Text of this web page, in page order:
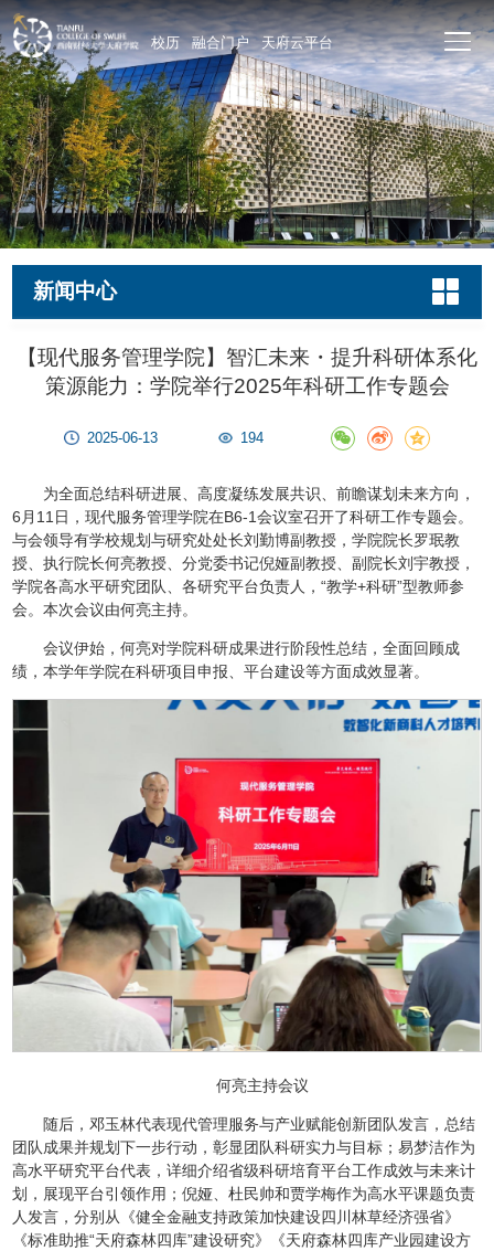
校历 融合门户 天府云平台
新闻中心
【现代服务管理学院】智汇未来・提升科研体系化
策源能力：学院举行2025年科研工作专题会
2025-06-13 194
为全面总结科研进展、高度凝练发展共识、前瞻谋划未来方向，
6月11日，现代服务管理学院在B6-1会议室召开了科研工作专题会。
与会领导有学校规划与研究处处长刘勤博副教授，学院院长罗珉教
授、执行院长何亮教授、分党委书记倪娅副教授、副院长刘宇教授，
学院各高水平研究团队、各研究平台负责人，“教学+科研”型教师参
会。本次会议由何亮主持。
会议伊始，何亮对学院科研成果进行阶段性总结，全面回顾成
绩，本学年学院在科研项目申报、平台建设等方面成效显著。
何亮主持会议
随后，邓玉林代表现代管理服务与产业赋能创新团队发言，总结
团队成果并规划下一步行动，彰显团队科研实力与目标；易梦洁作为
高水平研究平台代表，详细介绍省级科研培育平台工作成效与未来计
划，展现平台引领作用；倪娅、杜民帅和贾学梅作为高水平课题负责
人发言，分别从《健全金融支持政策加快建设四川林草经济强省》
《标准助推“天府森林四库”建设研究》《天府森林四库产业园建设方